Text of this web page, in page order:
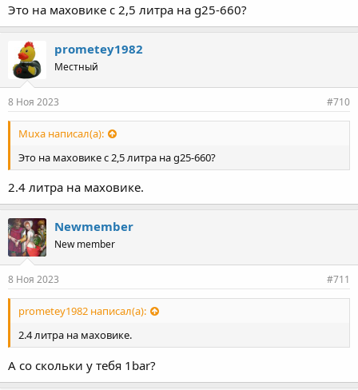
Это на маховике с 2,5 литра на g25-660?
prometey1982
Местный
8 Ноя 2023 #710
Muxa написал(а):
Это на маховике с 2,5 литра на g25-660?
2.4 литра на маховике.
Newmember
New member
8 Ноя 2023 #711
prometey1982 написал(а):
2.4 литра на маховике.
А со скольки у тебя 1bar?